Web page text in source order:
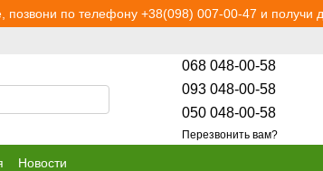
позвони по телефону +38(098) 007-00-47 и получи
068 048-00-58
093 048-00-58
050 048-00-58
Перезвонить вам?
Новости